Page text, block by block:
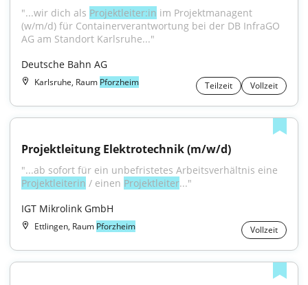
"...wir dich als Projektleiter:in im Projektmanagent
(w/m/d) für Containerverantwortung bei der DB InfraGO
AG am Standort Karlsruhe..."
Deutsche Bahn AG
Karlsruhe, Raum Pforzheim Teilzeit Vollzeit
Projektleitung Elektrotechnik (m/w/d)
Projektleiterin / einen Projektleiter..."
IGT Mikrolink GmbH
Ettlingen, Raum Pforzheim Vollzeit